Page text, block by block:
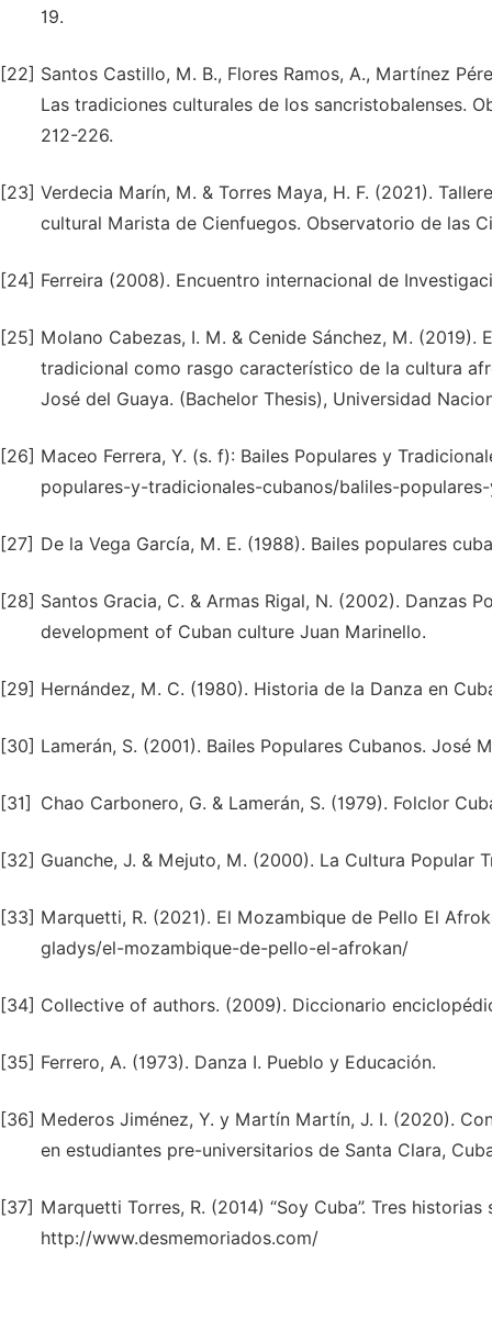
19.
[22] Santos Castillo, M. B., Flores Ramos, A., Martínez
Las tradiciones culturales de los sancristobalenses.
212-226.
[23] Verdecia Marín, M. & Torres Maya, H. F. (2021).
cultural Marista de Cienfuegos. Observatorio de las
[24] Ferreira (2008). Encuentro internacional de
[25] Molano Cabezas, I. M. & Cenide Sánchez, M.
tradicional como rasgo característico de la cultura
José del Guaya. (Bachelor Thesis), Universidad
[26] Maceo Ferrera, Y. (s. f): Bailes Populares y
populares-y-tradicionales-cubanos/baliles-
[27] De la Vega García, M. E. (1988). Bailes populares
[28] Santos Gracia, C. & Armas Rigal, N. (2002). Danzas
development of Cuban culture Juan Marinello.
[29] Hernández, M. C. (1980). Historia de la Danza en
[30] Lamerán, S. (2001). Bailes Populares Cubanos. José
[31] Chao Carbonero, G. & Lamerán, S. (1979). Folclor
[32] Guanche, J. & Mejuto, M. (2000). La Cultura
[33] Marquetti, R. (2021). El Mozambique de Pello El
gladys/el-mozambique-de-pello-el-afrokan/
[34] Collective of authors. (2009). Diccionario
[35] Ferrero, A. (1973). Danza I. Pueblo y Educación.
[36] Mederos Jiménez, Y. y Martín Martín, J. I. (2020).
en estudiantes pre-universitarios de Santa Clara,
[37] Marquetti Torres, R. (2014) “Soy Cuba”. Tres
http://www.desmemoriados.com/